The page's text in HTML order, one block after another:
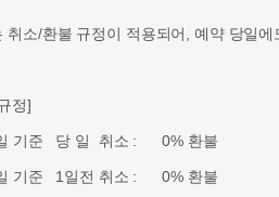
취소/환불 규정이 적용되어, 예약 당일
정]
기준 당 일 취소 : 0% 환불
기준 1일전 취소 : 0% 환불